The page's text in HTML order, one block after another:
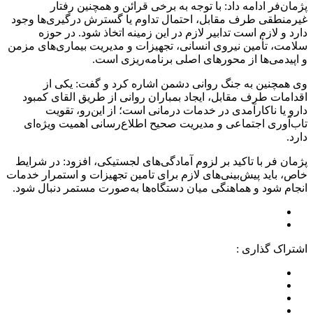
پژمان‌فر ادامه داد: با توجه به برخی قرائن و همچنین رفتار
غیرمنطقی طرف مقابل، احتمال تداوم یا گسترش درگیری‌ها وجود
دارد و لازم است تدابیر لازم در این زمینه اتخاذ شود. در حوزه
سلامت، تأمین نیروی انسانی، تجهیزات و مدیریت بیماری‌های مزمن
و اپیدمی‌ها از محورهای اصلی برنامه‌ریزی است.
وی همچنین به جنگ روانی دشمن اشاره کرد و گفت: یکی از
اقدامات طرف مقابل، ایجاد بمباران روانی از طریق القای کمبود
دارو یا ناکارآمدی در خدمات درمانی است؛ از این‌رو، تقویت
تاب‌آوری اجتماعی و مدیریت صحیح اطلاع‌رسانی اهمیت ویژه‌ای
دارد.
پژمان فر با تاکید بر لزوم آمادگی‌های لجستیکی، افزود: در شرایط
خاص، باید پیش‌بینی‌های لازم برای تامین تجهیزات و استمرار خدمات
انجام شود و هماهنگی میان دستگاه‌ها به‌صورت مستمر دنبال شود.
اشتراک گذاری :